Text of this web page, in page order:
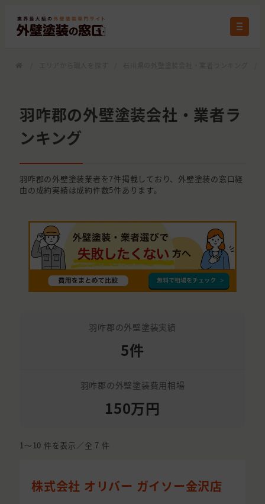
羽咋郡の外壁塗装会社・業者ラ
ンキング
羽咋郡の外壁塗装業者を7件掲載しており、外壁塗装の窓口経
由の成約実績は成約件数5件あります。
羽咋郡の外壁塗装実績
5件
羽咋郡の外壁塗装費用相場
150万円
1〜10 件を表示／全 7 件
株式会社 オリバー ガイソー金沢店